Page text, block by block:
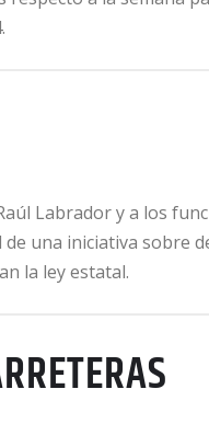
Labrador y a los
una iniciativa sobre
la ley estatal.